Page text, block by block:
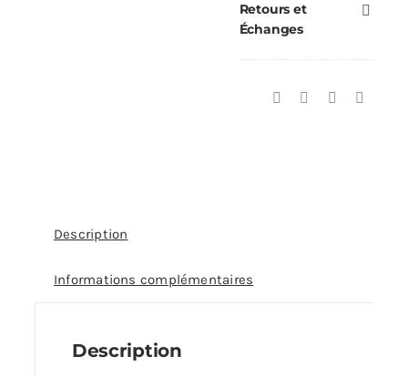
Retours et
Échanges
Description
Informations complémentaires
Description